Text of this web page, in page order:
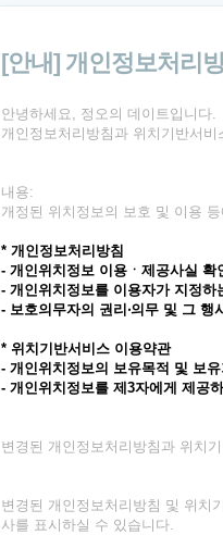
[안내] 개인정보처리
안녕하세요, 정오의 데이트입니다.
개인정보처리방침과 위치기반서
내용:
개정된 위치정보의 보호 및 이용
* 개인정보처리방침
- 개인위치정보 이용ㆍ제공사실
- 개인위치정보를 이용자가 지정
- 보호의무자의 권리‧의무 및 그 행
* 위치기반서비스 이용약관
- 개인위치정보의 보유목적 및 보
- 개인위치정보를 제3자에게 제공
변경된 개인정보처리방침과 위치
변경된 개인정보처리방침 및 위치
사를 표시하실 수 있습니다.